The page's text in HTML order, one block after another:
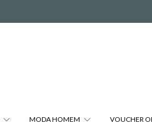
MODA HOMEM VOUCHER